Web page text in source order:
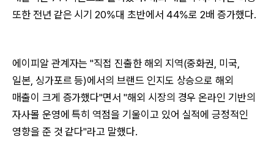
또한 전년 같은 시기 20%대 초반에서 44%로 2배 증가했다.
에이피알 관계자는 "직접 진출한 해외 지역(중화권, 미국,
일본, 싱가포르 등)에서의 브랜드 인지도 상승으로 해외
매출이 크게 증가했다"면서 "해외 시장의 경우 온라인 기반의
자사몰 운영에 특히 역점을 기울이고 있어 실적에 긍정적인
영향을 준 것 같다"라고 말했다.